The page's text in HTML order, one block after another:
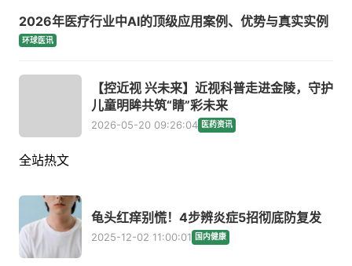
2026年医疗行业中AI的顶级应用案例、优势与真实实例
环球医讯
【控近视 兴未来】近视科普走进金陵，守护
儿童明眸共筑“睛”彩未来
2026-05-20 09:26:04 医药资讯
全站热文
龟头红痒别慌！4步辨炎症5招彻底防复发
2025-12-02 11:00:01 国内健康